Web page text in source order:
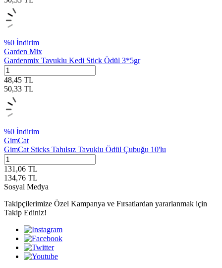
%0 İndirim
Garden Mix
Gardenmix Tavuklu Kedi Stick Ödül 3*5gr
48,45 TL
50,33 TL
%0 İndirim
GimCat
GimCat Sticks Tahılsız Tavuklu Ödül Çubuğu 10'lu
131,06 TL
134,76 TL
Sosyal Medya
Takipçilerimize Özel Kampanya ve Fırsatlardan yararlanmak için
Takip Ediniz!